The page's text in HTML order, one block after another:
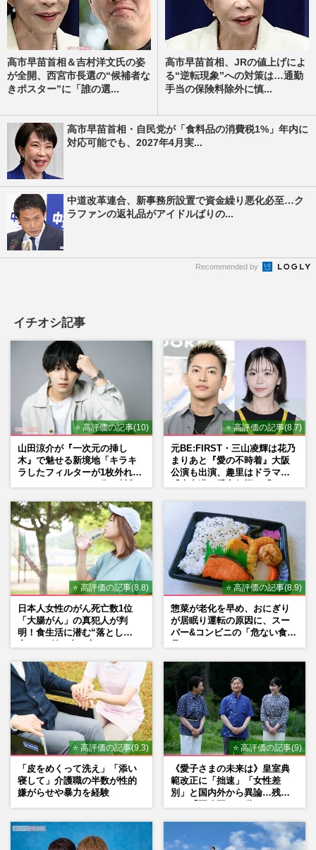
高市早苗首相＆吉村洋文氏の姿
が全開、西宮市長選の“候補者な
きポスター”に「誰の選...
高市早苗首相、JRの値上げによ
る“逆転現象”への対策は…通勤
手当の保険料除外に慎...
高市早苗首相・自民党が「食料品の消費税1%」年内に
対応可能でも、2027年4月実...
中道改革連合、新事務所設置で資金繰り悪化必至…ク
ラファンの返礼品がアイドルばりの...
Recommended by
イチオシ記事
⭐ 高評価の記事(10)
山田涼介が『一次元の挿し
木』で魅せる新境地「キラキ
ラしたフィルターが1枚外れて
⭐ 高評価の記事(8.7)
元BE:FIRST・三山凌輝は花乃
まりあと『愛の不時着』大阪
公演も出演、趣里はドラマ
⭐ 高評価の記事(8.8)
日本人女性のがん死亡数1位
「大腸がん」の真犯人が判
明！食生活に潜む“落とし
⭐ 高評価の記事(8.9)
惣菜が老化を早め、おにぎり
が居眠り運転の原因に、スー
パー&コンビニの「危ない食
⭐ 高評価の記事(9.3)
「皮をめくって洗え」「添い
寝して」介護職の半数が性的
嫌がらせや暴力を経験
⭐ 高評価の記事(9)
《愛子さまの未来は》皇室典
範改正に「拙速」「女性差
別」と国内外から異論…残さ